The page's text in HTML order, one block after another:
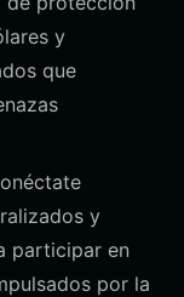
y
que
y
participar en
por la